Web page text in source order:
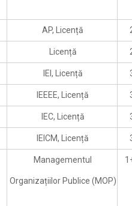
AP, Licență
Licență
IEI, Licență
IEEEE, Licență
IEC, Licență
IEICM, Licență
Managementul
Organizațiilor Publice (MOP)